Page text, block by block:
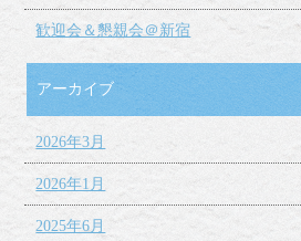
歓迎会＆懇親会＠新宿
アーカイブ
2026年3月
2026年1月
2025年6月